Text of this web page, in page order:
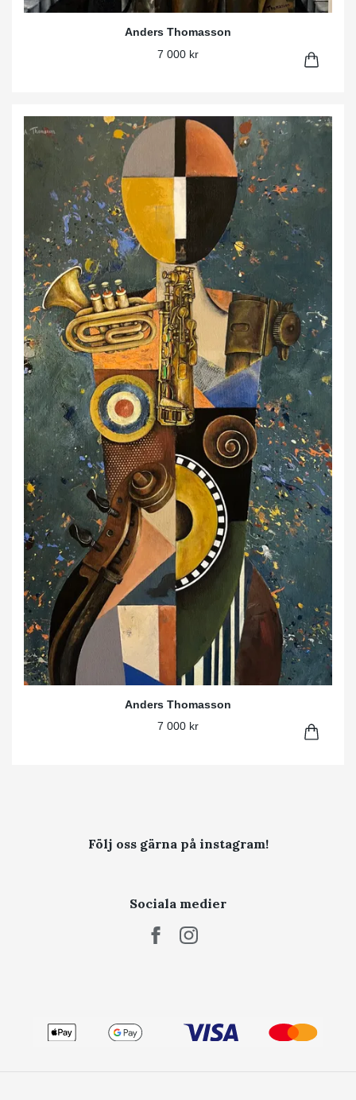
Anders Thomasson
7 000 kr
Anders Thomasson
7 000 kr
Följ oss gärna på instagram!
Sociala medier